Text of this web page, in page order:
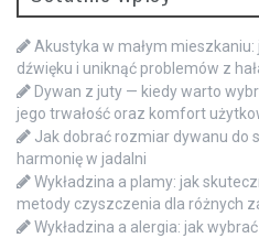
Akustyka w małym
dźwięku i uniknąć problemów z
Dywan z juty — kiedy warto
jego trwałość oraz komfort
Jak dobrać rozmiar dywanu do
harmonię w jadalni
Wykładzina a plamy: jak
metody czyszczenia dla różnych
Wykładzina a alergia: jak